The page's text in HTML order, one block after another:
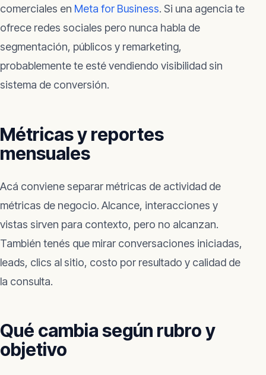
comerciales en Meta for Business. Si una agencia te
ofrece redes sociales pero nunca habla de
segmentación, públicos y remarketing,
probablemente te esté vendiendo visibilidad sin
sistema de conversión.
Métricas y reportes
mensuales
Acá conviene separar métricas de actividad de
métricas de negocio. Alcance, interacciones y
vistas sirven para contexto, pero no alcanzan.
También tenés que mirar conversaciones iniciadas,
leads, clics al sitio, costo por resultado y calidad de
la consulta.
Qué cambia según rubro y
objetivo